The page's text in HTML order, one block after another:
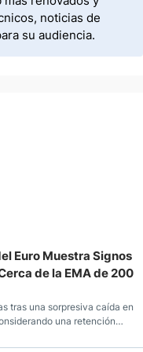
noticias de
su audiencia.
Euro Muestra Signos
de la EMA de 200
tras una sorpresiva caída en
una retención